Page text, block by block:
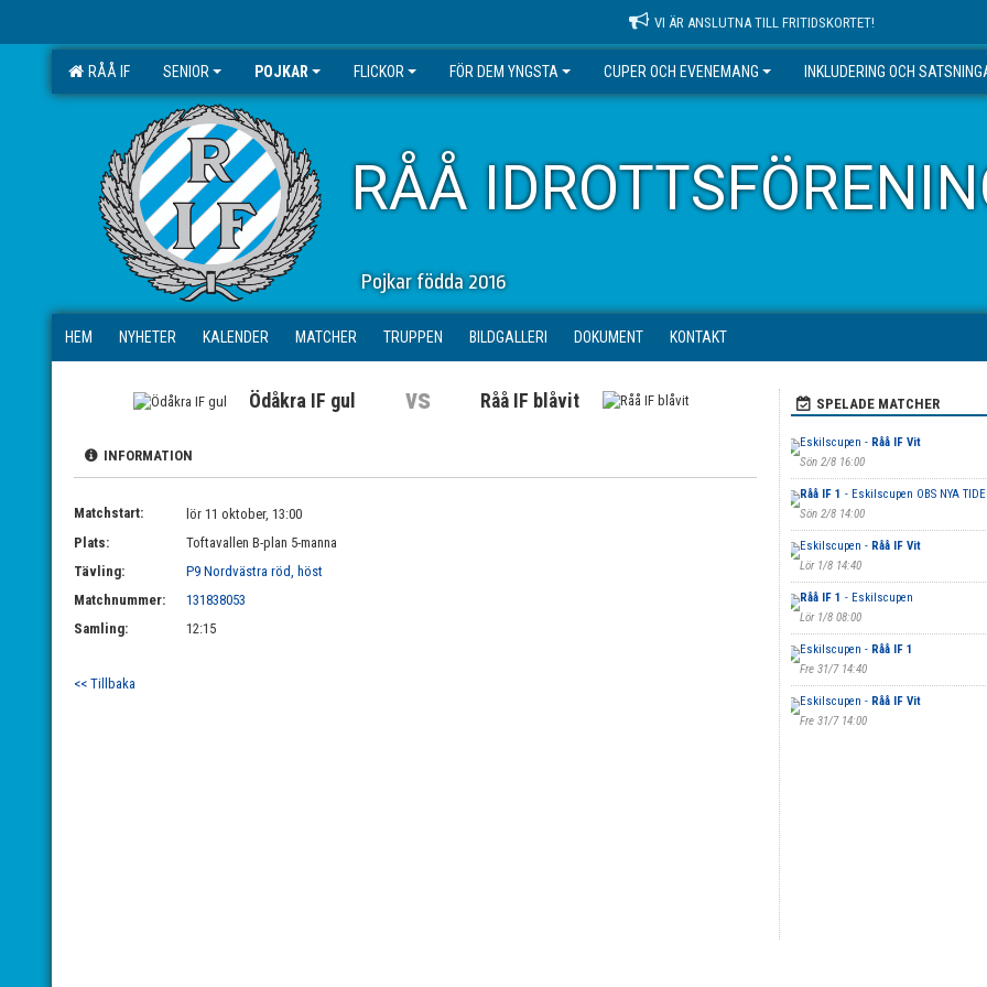
VI ÄR ANSLUTNA TILL FRITIDSKORTET!
RÅÅ IF SENIOR POJKAR FLICKOR FÖR DEM YNGSTA CUPER OCH EVENEMANG INKLUDERING OCH
RÅÅ
Pojkar födda 2016
HEM NYHETER KALENDER MATCHER TRUPPEN BILDGALLERI DOKUMENT KONTAKT
Ödåkra IF gul vs Råå IF blåvit
INFORMATION
Matchstart:
lör 11 oktober, 13:00
Plats:
Toftavallen B-plan 5-manna
Tävling:
P9 Nordvästra röd, höst
Matchnummer:
131838053
Samling:
12:15
<< Tillbaka
SPELADE MATCHER
Eskilscupen - Råå IF Vit
Sön 2/8 16:00
Råå IF 1 - Eskilscupen OBS NYA
Sön 2/8 14:00
Eskilscupen - Råå IF Vit
Lör 1/8 14:40
Råå IF 1 - Eskilscupen
Lör 1/8 08:00
Eskilscupen - Råå IF 1
Fre 31/7 14:40
Eskilscupen - Råå IF Vit
Fre 31/7 14:00